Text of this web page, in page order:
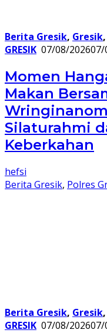
Berita Gresik, Gresik,
GRESIK 07/08/202607/
Momen
Makan
Silaturahmi
Keberkahan
hefsi
Berita Gresik, Polres
Berita Gresik, Gresik,
GRESIK 07/08/202607/